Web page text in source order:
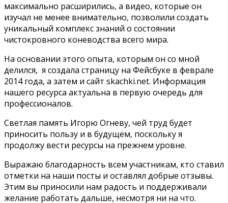
максимально расширились, а видео, которые он
изучал не менее внимательно, позволили создать
уникальный комплекс знаний о состоянии
чистокровного коневодства всего мира.
На основании этого опыта, которым он со мной
делился, я создала страницу на Фейсбуке в феврале
2014 года, а затем и сайт skachki.net. Информация
нашего ресурса актуальна в первую очередь для
профессионалов.
Светлая память Игорю Огневу, чей труд будет
приносить пользу и в будущем, поскольку я
продолжу вести ресурсы на прежнем уровне.
Выражаю благодарность всем участникам, кто ставил
отметки на наши посты и оставлял добрые отзывы.
Этим вы приносили нам радость и поддерживали
желание работать дальше, несмотря ни на что.